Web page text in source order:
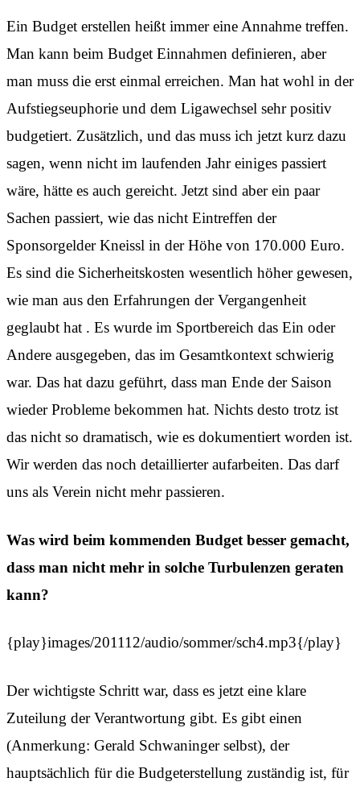
Ein Budget erstellen heißt immer eine Annahme treffen.
Man kann beim Budget Einnahmen definieren, aber
man muss die erst einmal erreichen. Man hat wohl in der
Aufstiegseuphorie und dem Ligawechsel sehr positiv
budgetiert. Zusätzlich, und das muss ich jetzt kurz dazu
sagen, wenn nicht im laufenden Jahr einiges passiert
wäre, hätte es auch gereicht. Jetzt sind aber ein paar
Sachen passiert, wie das nicht Eintreffen der
Sponsorgelder Kneissl in der Höhe von 170.000 Euro.
Es sind die Sicherheitskosten wesentlich höher gewesen,
wie man aus den Erfahrungen der Vergangenheit
geglaubt hat . Es wurde im Sportbereich das Ein oder
Andere ausgegeben, das im Gesamtkontext schwierig
war. Das hat dazu geführt, dass man Ende der Saison
wieder Probleme bekommen hat. Nichts desto trotz ist
das nicht so dramatisch, wie es dokumentiert worden ist.
Wir werden das noch detaillierter aufarbeiten. Das darf
uns als Verein nicht mehr passieren.
Was wird beim kommenden Budget besser gemacht,
dass man nicht mehr in solche Turbulenzen geraten
kann?
{play}images/201112/audio/sommer/sch4.mp3{/play}
Der wichtigste Schritt war, dass es jetzt eine klare
Zuteilung der Verantwortung gibt. Es gibt einen
(Anmerkung: Gerald Schwaninger selbst), der
hauptsächlich für die Budgeterstellung zuständig ist, für